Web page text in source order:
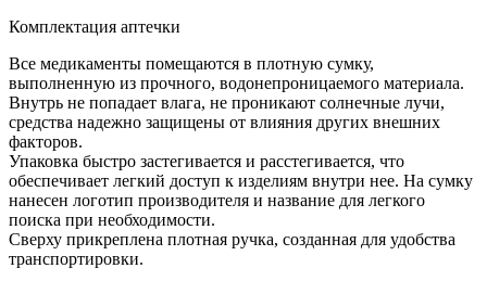
Комплектация аптечки
Все медикаменты помещаются в плотную сумку,
выполненную из прочного, водонепроницаемого материала.
Внутрь не попадает влага, не проникают солнечные лучи,
средства надежно защищены от влияния других внешних
факторов.
Упаковка быстро застегивается и расстегивается, что
обеспечивает легкий доступ к изделиям внутри нее. На сумку
нанесен логотип производителя и название для легкого
поиска при необходимости.
Сверху прикреплена плотная ручка, созданная для удобства
транспортировки.